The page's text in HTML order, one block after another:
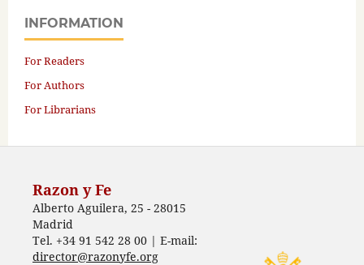
INFORMATION
For Readers
For Authors
For Librarians
Razon y Fe
Alberto Aguilera, 25 - 28015
Madrid
Tel. +34 91 542 28 00 | E-mail:
director@razonyfe.org